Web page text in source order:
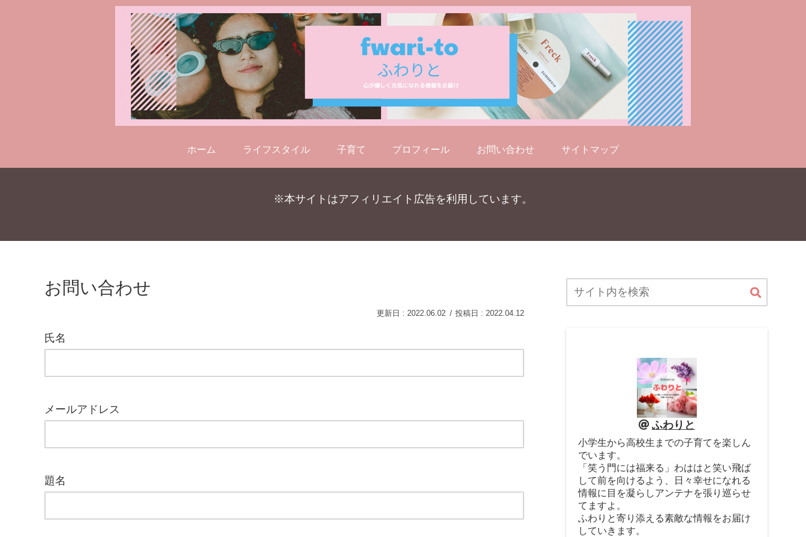
ホーム ライフスタイル 子育て プロフィール お問い合わせ サイトマップ
※本サイトはアフィリエイト広告を利用しています。
お問い合わせ
2022.06.02 2022.04.12
氏名
メールアドレス
題名
ふわりと
小学生から高校生までの子育てを楽しん
でいます。
「笑う門には福来る」わははと笑い飛ば
して前を向けるよう、日々幸せになれる
情報に目を凝らしアンテナを張り巡らせ
てますよ。
ふわりと寄り添える素敵な情報をお届け
していきます。